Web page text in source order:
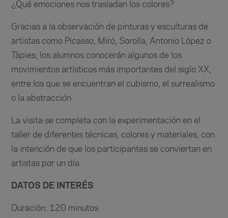
¿Qué emociones nos trasladan los colores?
Gracias a la observación de pinturas y esculturas de
artistas como Picasso, Miró, Sorolla, Antonio López o
Tàpies, los alumnos conocerán algunos de los
movimientos artísticos más importantes del siglo XX,
entre los que se encuentran el cubismo, el surrealismo
o la abstracción.
La visita se completa con la experimentación en el
taller de diferentes técnicas, colores y materiales, con
la intención de que los participantes se conviertan en
artistas por un día.
DATOS DE INTERÉS
Duración: 120 minutos